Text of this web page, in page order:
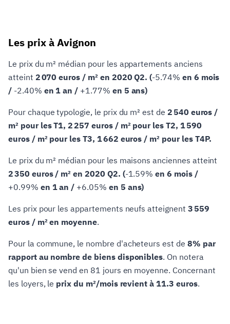
Les prix à Avignon
Le prix du m² médian pour les appartements anciens
atteint 2 070 euros / m² en 2020 Q2. (-5.74% en 6 mois
/ -2.40% en 1 an / +1.77% en 5 ans)
Pour chaque typologie, le prix du m² est de 2 540 euros /
m² pour les T1, 2 257 euros / m² pour les T2, 1 590
euros / m² pour les T3, 1 662 euros / m² pour les T4P.
Le prix du m² médian pour les maisons anciennes atteint
2 350 euros / m² en 2020 Q2. (-1.59% en 6 mois /
+0.99% en 1 an / +6.05% en 5 ans)
Les prix pour les appartements neufs atteignent 3 559
euros / m² en moyenne.
Pour la commune, le nombre d'acheteurs est de 8% par
rapport au nombre de biens disponibles. On notera
qu'un bien se vend en 81 jours en moyenne. Concernant
les loyers, le prix du m²/mois revient à 11.3 euros.